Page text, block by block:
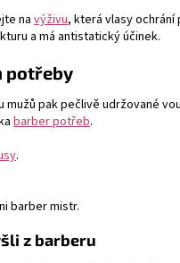
na výživu, která vlasy
a má antistatický účinek.
potřeby
pak pečlivě udržované
barber potřeb.
.
barber mistr.
z barberu